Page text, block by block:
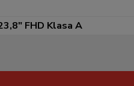
FHD Klasa A